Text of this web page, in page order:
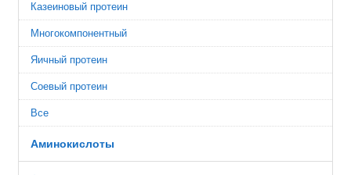
Казеиновый протеин
Многокомпонентный
Яичный протеин
Соевый протеин
Все
Аминокислоты